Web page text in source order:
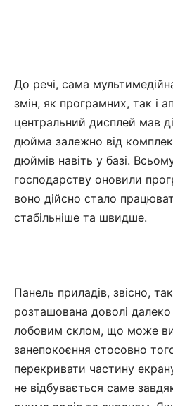
До речі, сама
змін, як програмних, так і
центральний дисплей мав
дюйма залежно від
дюймів навіть у базі.
господарству оновили
воно дійсно стало
стабільніше та швидше.
Панель приладів, звісно,
розташована доволі
лобовим склом, що може
занепокоєння стосовно
перекривати частину
не відбувається саме